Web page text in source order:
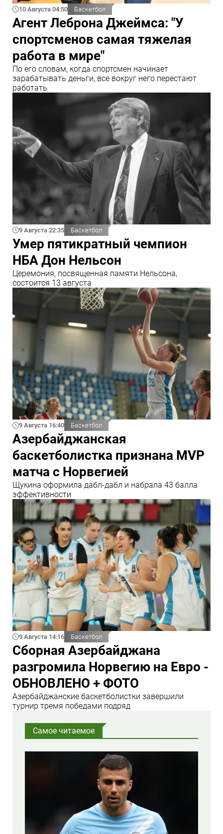
10 Августа 04:50 Баскетбол
Агент Леброна Джеймса: "У
спортсменов самая тяжелая
работа в мире"
По его словам, когда спортсмен начинает
зарабатывать деньги, все вокруг него перестают
работать
9 Августа 22:35 Баскетбол
Умер пятикратный чемпион
НБА Дон Нельсон
Церемония, посвященная памяти Нельсона,
состоится 13 августа
9 Августа 16:40 Баскетбол
Азербайджанская
баскетболистка признана MVP
матча с Норвегией
Щукина оформила дабл-дабл и набрала 43 балла
эффективности
9 Августа 14:16 Баскетбол
Сборная Азербайджана
разгромила Норвегию на Евро -
ОБНОВЛЕНО + ФОТО
Азербайджанские баскетболистки завершили
турнир тремя победами подряд
Самое читаемое